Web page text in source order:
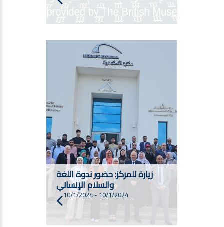
زيارة للمركز: حضور ندوة اللغة
والسلام الإنساني
10/1/2024
-
10/1/2024